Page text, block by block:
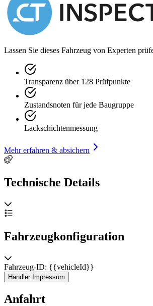
Lassen Sie dieses Fahrzeug von Experten
Transparenz über 128 Prüfpunkte
Zustandsnoten für jede Baugruppe
Lackschichtenmessung
Mehr erfahren & absichern
Technische Details
Fahrzeugkonfiguration
Fahrzeug-ID: {{vehicleId}}
Händler Impressum
Anfahrt